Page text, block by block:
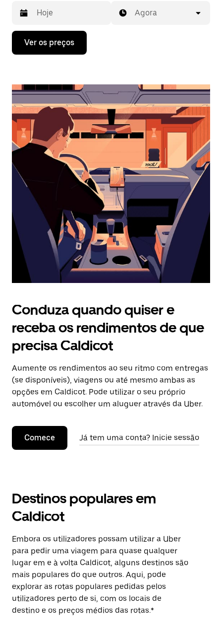
Prima
tecla
interagir
o
calendário
selecionar
uma
data.
Prima
o
botão
o
calendário.
Agora
Ver os preços
Conduza quando quiser e
receba os rendimentos de que
precisa Caldicot
Aumente os rendimentos ao seu ritmo com entregas
(se disponíveis), viagens ou até mesmo ambas as
opções em Caldicot. Pode utilizar o seu próprio
automóvel ou escolher um aluguer através da Uber.
Comece Já tem uma conta? Inicie sessão
Destinos populares em
Caldicot
Embora os utilizadores possam utilizar a Uber
para pedir uma viagem para quase qualquer
lugar em e à volta Caldicot, alguns destinos são
mais populares do que outros. Aqui, pode
explorar as rotas populares pedidas pelos
utilizadores perto de si, com os locais de
destino e os preços médios das rotas.*